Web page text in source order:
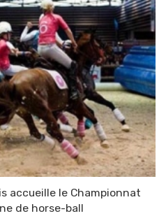
accueille le Championnat
de horse-ball